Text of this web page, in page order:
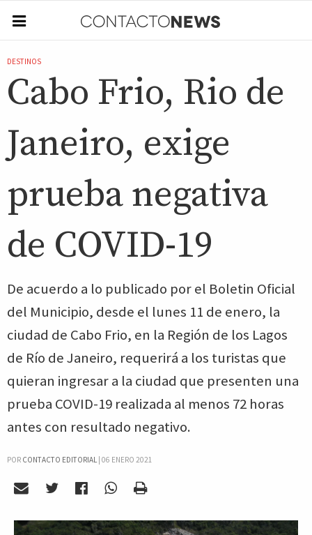
DESTINOS
Cabo Frio, Rio de
Janeiro, exige
prueba negativa
de COVID-19
De acuerdo a lo publicado por el Boletin Oficial
del Municipio, desde el lunes 11 de enero, la
ciudad de Cabo Frio, en la Región de los Lagos
de Río de Janeiro, requerirá a los turistas que
quieran ingresar a la ciudad que presenten una
prueba COVID-19 realizada al menos 72 horas
antes con resultado negativo.
POR CONTACTO EDITORIAL| 06 ENERO 2021